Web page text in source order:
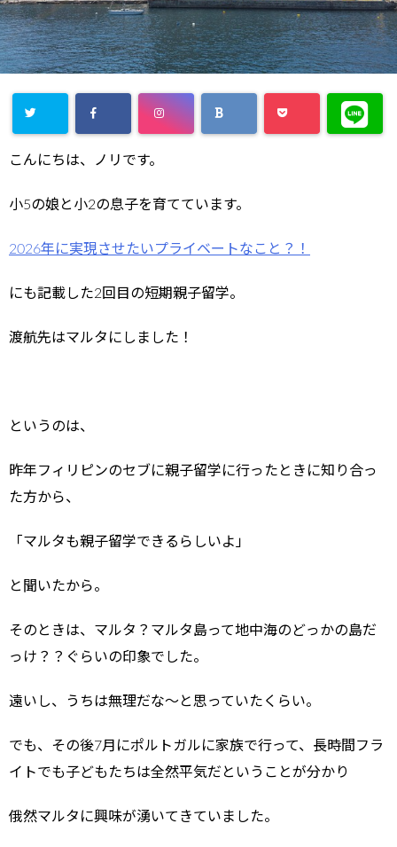
こんにちは、ノリです。
小5の娘と小2の息子を育てています。
2026年に実現させたいプライベートなこと？！
にも記載した2回目の短期親子留学。
渡航先はマルタにしました！
というのは、
昨年フィリピンのセブに親子留学に行ったときに知り合っ
た方から、
「マルタも親子留学できるらしいよ」
と聞いたから。
そのときは、マルタ？マルタ島って地中海のどっかの島だ
っけ？？ぐらいの印象でした。
遠いし、うちは無理だな～と思っていたくらい。
でも、その後7月にポルトガルに家族で行って、長時間フラ
イトでも子どもたちは全然平気だということが分かり
俄然マルタに興味が湧いてきていました。